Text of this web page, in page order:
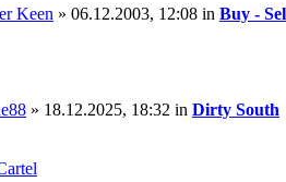
Keen » 06.12.2003, 12:08 in Buy -
» 18.12.2025, 18:32 in Dirty South